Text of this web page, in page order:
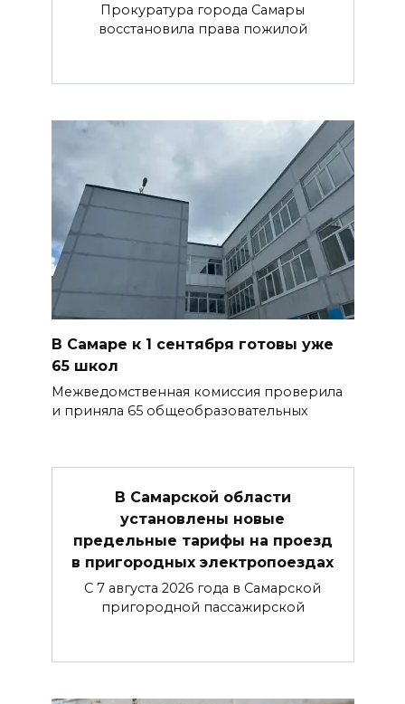
Прокуратура города Самары
восстановила права пожилой
В Самаре к 1 сентября готовы уже
65 школ
Межведомственная комиссия проверила
и приняла 65 общеобразовательных
В Самарской области
установлены новые
предельные тарифы на проезд
в пригородных электропоездах
С 7 августа 2026 года в Самарской
пригородной пассажирской